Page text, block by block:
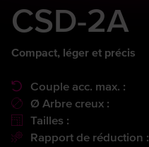
CSD-2A
Compact, léger et précis
Couple acc. max. :
Ø Arbre creux :
Tailles :
Rapport de réduction :